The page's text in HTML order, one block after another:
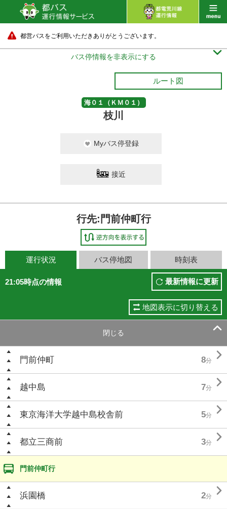
都営バスをご利用いただきありがとうございます。
バス停情報を非表示にする 
ルート図
海０１（ＫＭ０１）
枝川
Myバス停登録
接近
行先:門前仲町行
運行状況 バス停地図 時刻表
21:05時点の情報 最新情報に更新
地図表示に切り替える
閉じる 
門前仲町 8分 
越中島 7分 
東京海洋大学越中島校舎前 5分 
都立三商前 3分 
門前仲町行
浜園橋 2分 